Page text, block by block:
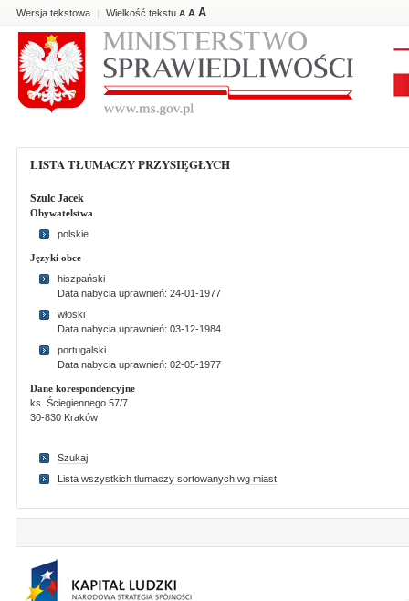
Wersja tekstowa | Wielkość tekstu A A A
LISTA TŁUMACZY PRZYSIĘGŁYCH
Szulc Jacek
Obywatelstwa
polskie
Języki obce
hiszpański
Data nabycia uprawnień: 24-01-1977
włoski
Data nabycia uprawnień: 03-12-1984
portugalski
Data nabycia uprawnień: 02-05-1977
Dane korespondencyjne
ks. Ściegiennego 57/7
30-830 Kraków
Szukaj
Lista wszystkich tlumaczy sortowanych wg miast